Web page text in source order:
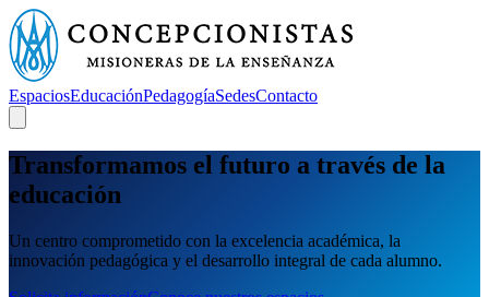
EspaciosEducaciónPedagogíaSedesContacto
Transformamos el futuro a través de la
educación
Un centro comprometido con la excelencia académica, la
innovación pedagógica y el desarrollo integral de cada alumno.